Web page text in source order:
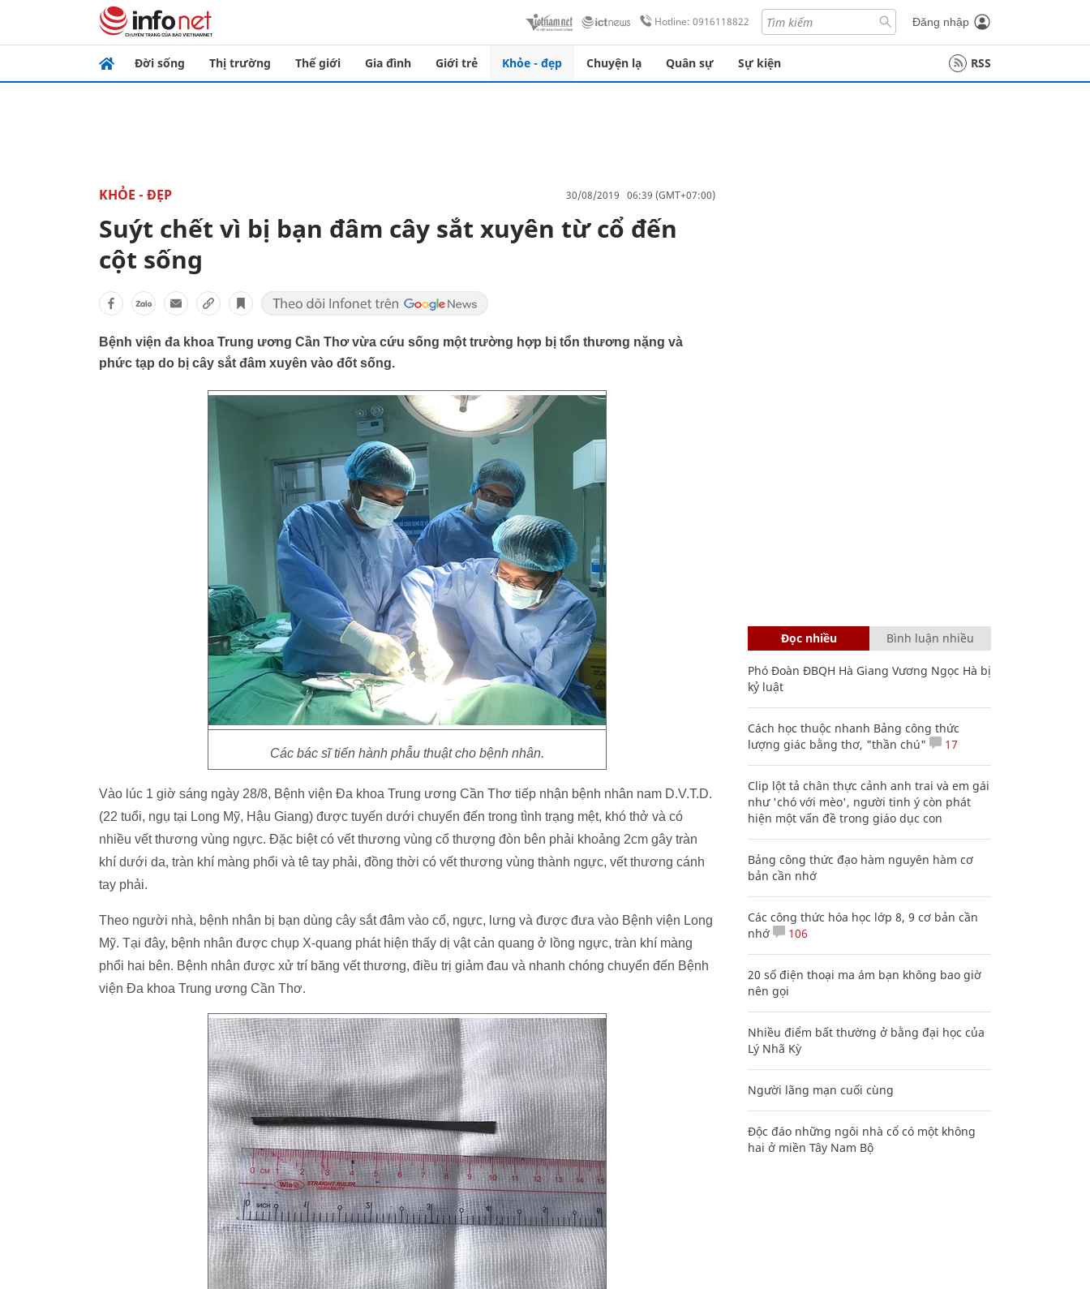
Hotline: 0916118822 Đăng nhập
Đời sống Thị trường Thế giới Gia đình Giới trẻ Khỏe - đẹp Chuyện lạ Quân sự Sự kiện RSS
KHỎE - ĐẸP 30/08/2019 06:39 (GMT+07:00)
Suýt chết vì bị bạn đâm cây sắt xuyên từ cổ đến
cột sống
Bệnh viện đa khoa Trung ương Cần Thơ vừa cứu sống một trường hợp bị tổn thương nặng và
phức tạp do bị cây sắt đâm xuyên vào đốt sống.
Các bác sĩ tiến hành phẫu thuật cho bệnh nhân.
Vào lúc 1 giờ sáng ngày 28/8, Bệnh viện Đa khoa Trung ương Cần Thơ tiếp nhận bệnh nhân nam D.V.T.D.
(22 tuổi, ngụ tại Long Mỹ, Hậu Giang) được tuyến dưới chuyển đến trong tình trạng mệt, khó thở và có
nhiều vết thương vùng ngực. Đặc biệt có vết thương vùng cổ thượng đòn bên phải khoảng 2cm gây tràn
khí dưới da, tràn khí màng phổi và tê tay phải, đồng thời có vết thương vùng thành ngực, vết thương cánh
tay phải.
Theo người nhà, bệnh nhân bị bạn dùng cây sắt đâm vào cổ, ngực, lưng và được đưa vào Bệnh viện Long
Mỹ. Tại đây, bệnh nhân được chụp X-quang phát hiện thấy dị vật cản quang ở lồng ngực, tràn khí màng
phổi hai bên. Bệnh nhân được xử trí băng vết thương, điều trị giảm đau và nhanh chóng chuyển đến Bệnh
viện Đa khoa Trung ương Cần Thơ.
Đọc nhiều Bình luận nhiều
Phó Đoàn ĐBQH Hà Giang Vương Ngọc Hà bị
kỷ luật
Cách học thuộc nhanh Bảng công thức
lượng giác bằng thơ, "thần chú"
17
Clip lột tả chân thực cảnh anh trai và em gái
như 'chó với mèo', người tinh ý còn phát
hiện một vấn đề trong giáo dục con
Bảng công thức đạo hàm nguyên hàm cơ
bản cần nhớ
Các công thức hóa học lớp 8, 9 cơ bản cần
nhớ
106
20 số điện thoại ma ám bạn không bao giờ
nên gọi
Nhiều điểm bất thường ở bằng đại học của
Lý Nhã Kỳ
Người lãng mạn cuối cùng
Độc đáo những ngôi nhà cổ có một không
hai ở miền Tây Nam Bộ